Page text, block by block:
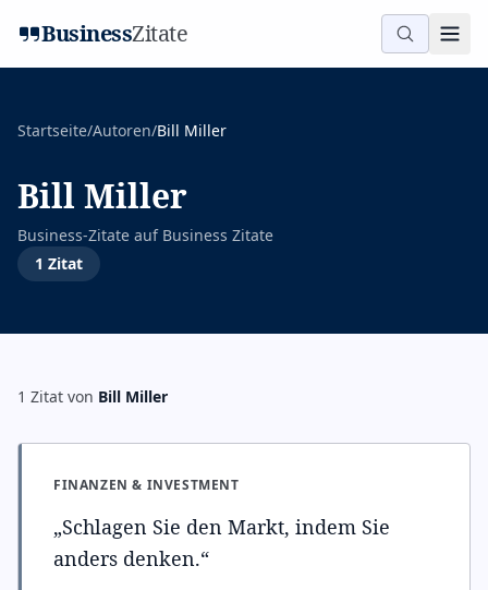
BusinessZitate
Startseite/Autoren/Bill Miller
Bill Miller
Business-Zitate auf Business Zitate
1 Zitat
1 Zitat von Bill Miller
FINANZEN & INVESTMENT
„Schlagen Sie den Markt, indem Sie
anders denken.“